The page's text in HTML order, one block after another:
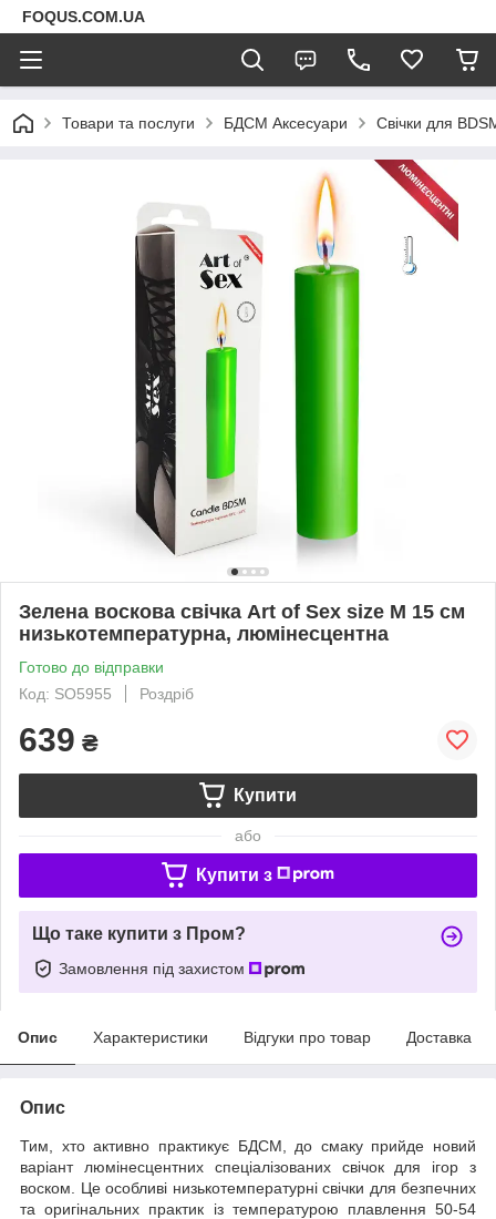
FOQUS.COM.UA
Товари та послуги БДСМ Аксесуари Свічки для
Зелена воскова свічка Art of Sex size M 15 см
низькотемпературна, люмінесцентна
Готово до відправки
Код: SO5955
Роздріб
639 ₴
Купити
або
Купити з
Що таке купити з Пром?
Замовлення під захистом
Опис Характеристики Відгуки про товар Доставка
Опис
Тим, хто активно практикує БДСМ, до смаку прийде новий
варіант люмінесцентних спеціалізованих свічок для ігор з
воском. Це особливі низькотемпературні свічки для безпечних
та оригінальних практик із температурою плавлення 50-54